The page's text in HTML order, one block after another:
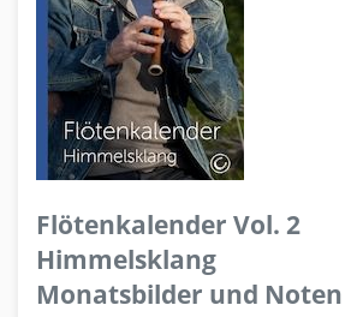
Flötenkalender Vol. 2
Himmelsklang
Monatsbilder und Noten